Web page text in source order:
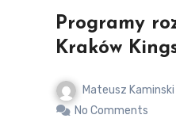
Programy
Kraków
Mateusz Kaminski
No Comments